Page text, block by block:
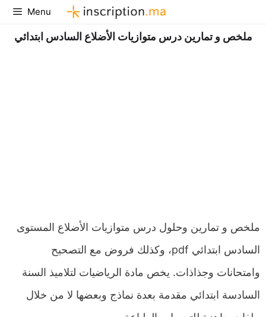
Aller
au
contenu
Menu
ملخص و تمارين درس متوازيات الأضلاع السادس ابتدائي
ملخص و تمارين وحلول درس متوازيات الأضلاع المستوى
السادس ابتدائي pdf، وكذلك فروض مع التصحيح
وامتحانات وجذاذات. يخص مادة الرياضيات لتلاميذ السنة
السادسة ابتدائي مقدمة بعدة نماذج وبعضها لا من خلال